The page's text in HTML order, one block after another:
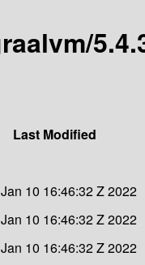
Last Modified
10 16:46:32 Z 2022
10 16:46:32 Z 2022
10 16:46:32 Z 2022